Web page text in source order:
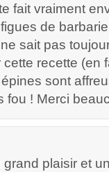
fait vraiment
de
sait pas
recette (en
sont
fou ! Merci
grand plaisir et